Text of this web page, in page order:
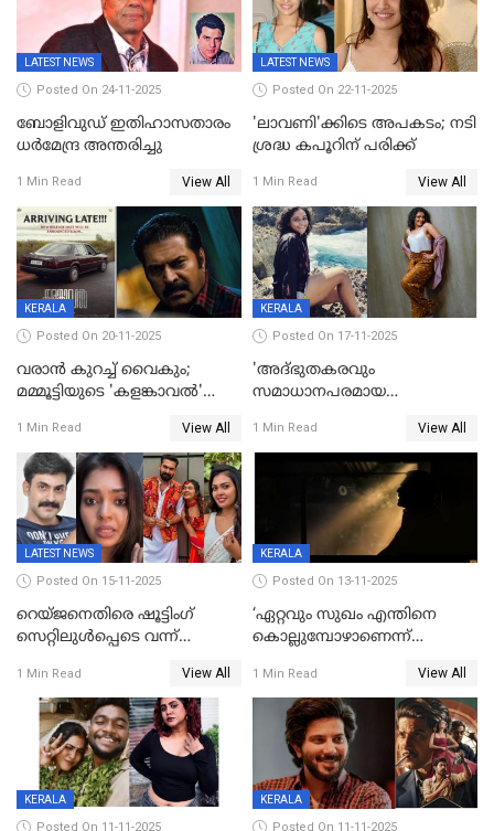
ആവശ്യപ്പെട്ട് മുൻ മിസ് ഇന്ത്യ
LATEST NEWS
Posted On 24-11-2025
ബോളിവുഡ് ഇതിഹാസതാരം
ധർമേന്ദ്ര അന്തരിച്ചു
1 Min Read View All
LATEST NEWS
Posted On 22-11-2025
'ലാവണി'ക്കിടെ അപകടം; നടി
ശ്രദ്ധ കപൂറിന് പരിക്ക്
1 Min Read View All
KERALA
Posted On 20-11-2025
വരാൻ കുറച്ച് വൈകും;
മമ്മൂട്ടിയുടെ 'കളങ്കാവൽ'
1 Min Read View All
KERALA
Posted On 17-11-2025
'അദ്‌ഭുതകരവും
സമാധാനപരമായ
വിവാഹമോചിതയായെന്ന് മീര
വാസുദേവൻ
1 Min Read View All
LATEST NEWS
Posted On 15-11-2025
റെയ്ജനെതിരെ ഷൂട്ടിംഗ്
സെറ്റിലുൾപ്പെടെ വന്ന്
ബിയര്‍ കുപ്പി തലയ്ക്ക് അടിച്ച്
പൊട്ടിക്കുമെന്ന്
ഭീഷണി;അശ്ലീല
മെസേജുകളും വെളിപ്പെടുത്തി
മൃദുല വിജയ്
1 Min Read View All
KERALA
Posted On 13-11-2025
‘ഏറ്റവും സുഖം എന്തിനെ
കൊല്ലുമ്പോഴാണെന്ന്
വില്ലത്തരത്തിന്റെ അങ്ങേയറ്റം;
മമ്മൂട്ടി മാജിക്ക്, കളങ്കാവല്‍
ട്രെയിലര്‍ പുറത്ത്
1 Min Read View All
KERALA
Posted On 11-11-2025
KERALA
Posted On 11-11-2025